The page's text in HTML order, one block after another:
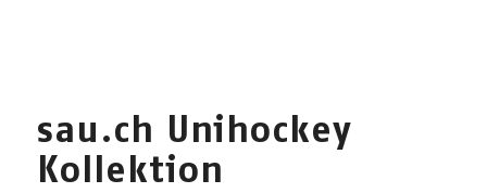
sau.ch Unihockey
Kollektion